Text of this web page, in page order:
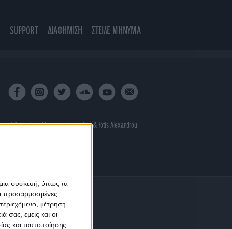
συσκευή, όπως τα
προσαρμοσμένες
μέτρηση
σας, εμείς και οι
και ταυτοποίησης
SUPPORT ΔΙΑΦΗΜΙΣΗ ΣΤΕΙΛΕ ΜΗΝΥΜΑ
& developed byporcupine colors& Fotis Alexandrou